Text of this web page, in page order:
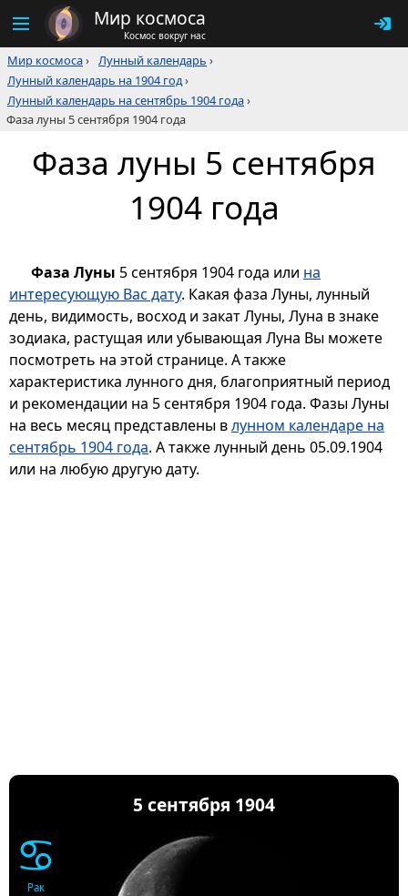
Мир космоса
Космос вокруг нас
Мир космоса› Лунный календарь ›
Лунный календарь на 1904 год›
Лунный календарь на сентябрь 1904 года›
Фаза луны 5 сентября 1904 года
Фаза луны 5 сентября
1904 года
Фаза Луны 5 сентября 1904 года или на
интересующую Вас дату. Какая фаза Луны, лунный
день, видимость, восход и закат Луны, Луна в знаке
зодиака, растущая или убывающая Луна Вы можете
посмотреть на этой странице. А также
характеристика лунного дня, благоприятный период
и рекомендации на 5 сентября 1904 года. Фазы Луны
на весь месяц представлены влунном календаре на
сентябрь 1904 года. А также лунный день 05.09.1904
или на любую другую дату.
5 сентября 1904
♋
Рак